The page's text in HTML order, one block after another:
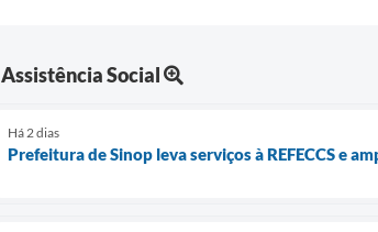
Assistência Social
Há 2 dias
Prefeitura de Sinop leva serviços à REFECCS e